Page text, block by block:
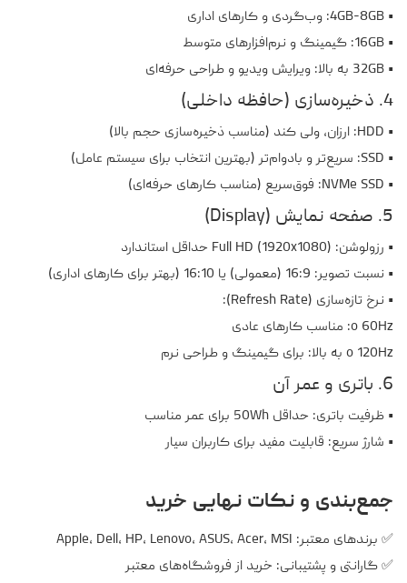
• 4GB-8GB: وب‌گردی و کارهای اداری
• 16GB: گیمینگ و نرم‌افزارهای متوسط
• 32GB به بالا: ویرایش ویدیو و طراحی حرفه‌ای
4. ذخیره‌سازی (حافظه داخلی)
• HDD: ارزان، ولی کند (مناسب ذخیره‌سازی حجم بالا)
• SSD: سریع‌تر و بادوام‌تر (بهترین انتخاب برای سیستم عامل)
• NVMe SSD: فوق‌سریع (مناسب کارهای حرفه‌ای)
5. صفحه نمایش (Display)
• رزولوشن: Full HD (1920x1080) حداقل استاندارد
• نسبت تصویر: 16:9 (معمولی) یا 16:10 (بهتر برای کارهای اداری)
• نرخ تازه‌سازی (Refresh Rate):
o 60Hz: مناسب کارهای عادی
o 120Hz به بالا: برای گیمینگ و طراحی نرم
6. باتری و عمر آن
• ظرفیت باتری: حداقل 50Wh برای عمر مناسب
• شارژ سریع: قابلیت مفید برای کاربران سیار
جمع‌بندی و نکات نهایی خرید
✅ برندهای معتبر: Apple، Dell، HP، Lenovo، ASUS، Acer، MSI
✅ گارانتی و پشتیبانی: خرید از فروشگاه‌های معتبر